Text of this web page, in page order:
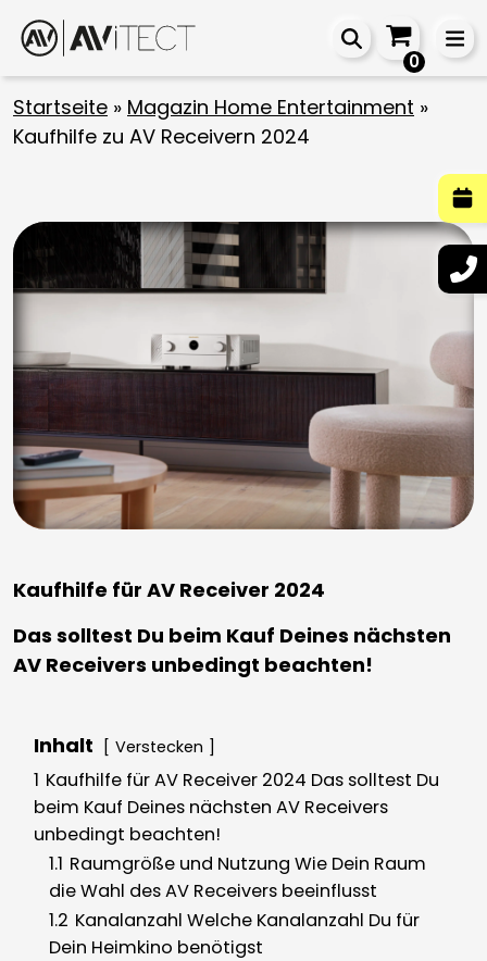
0
Startseite » Magazin Home Entertainment »
Kaufhilfe zu AV Receivern 2024
Kaufhilfe für AV Receiver 2024
Das solltest Du beim Kauf Deines nächsten
AV Receivers unbedingt beachten!
Inhalt Verstecken
1 Kaufhilfe für AV Receiver 2024 Das solltest Du
beim Kauf Deines nächsten AV Receivers
unbedingt beachten!
1.1 Raumgröße und Nutzung Wie Dein Raum
die Wahl des AV Receivers beeinflusst
1.2 Kanalanzahl Welche Kanalanzahl Du für
Dein Heimkino benötigst